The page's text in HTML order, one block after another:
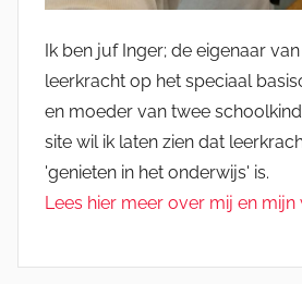
Ik ben juf Inger; de eigenaar
leerkracht op het speciaal
en moeder van twee
site wil ik laten zien dat
'genieten in het onderwijs' is.
Lees hier meer over mij en mijn